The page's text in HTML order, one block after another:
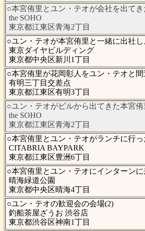
○本宮侑里とユン・テオが会社を出て
the SOHO
東京都江東区青海2丁目
○ユン・テオが本宮侑里と一緒に出社
東京ダイヤビルディング
東京都中央区新川1丁目
○本宮侑里が花岡彰人をユン・テオと
有明三丁目交差点
東京都江東区有明3丁目
○ユン・テオがビルから出てきた本宮
the SOHO
東京都江東区青海2丁目
○本宮侑里とユン・テオがランチに行
CITABRIA BAYPARK
東京都江東区豊洲6丁目
○本宮侑里とユン・テオにインターン
晴海緑道公園
東京都中央区晴海4丁目
○ユン・テオの歓迎会の会場(2)
釣船茶屋ざうお 渋谷店
東京都渋谷区神南1丁目